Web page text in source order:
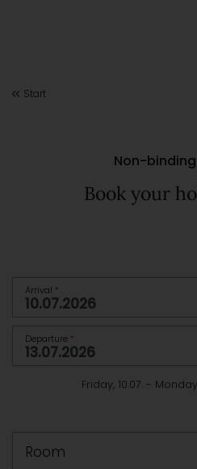
Start
Non-
Book your
Arrival *
Departure *
Friday, 10.07. -
Room